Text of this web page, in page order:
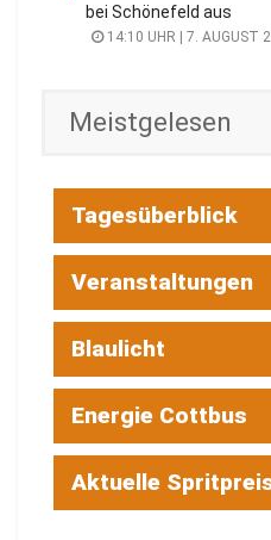
bei Schönefeld aus
14:10 UHR | 7. AUGUST
Meistgelesen
Tagesüberblick
Veranstaltungen
Blaulicht
Energie Cottbus
Aktuelle